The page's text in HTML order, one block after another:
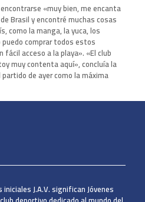
«muy bien, me encanta
Brasil y encontré muchas cosas
como la manga, la yuca, los
comprar todos estos
acceso a la playa». «El club
muy contenta aquí», concluía la
de ayer como la máxima
iniciales J.A.V. significan Jóvenes